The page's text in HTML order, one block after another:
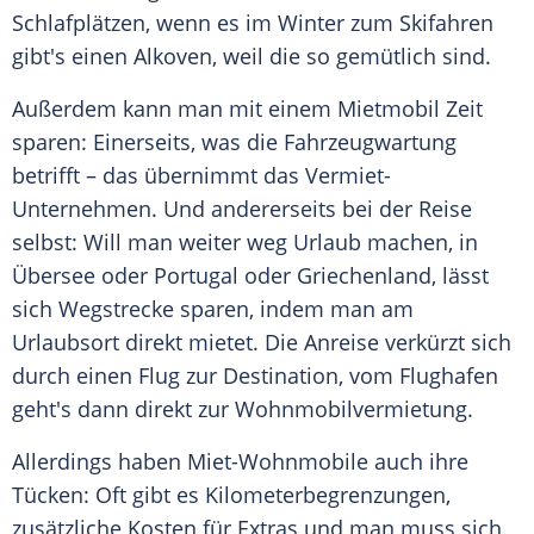
Schlafplätzen, wenn es im Winter zum Skifahren
gibt's einen Alkoven, weil die so gemütlich sind.
Außerdem kann man mit einem Mietmobil Zeit
sparen: Einerseits, was die Fahrzeugwartung
betrifft – das übernimmt das Vermiet-
Unternehmen. Und andererseits bei der Reise
selbst: Will man weiter weg Urlaub machen, in
Übersee oder Portugal oder Griechenland, lässt
sich Wegstrecke sparen, indem man am
Urlaubsort direkt mietet. Die Anreise verkürzt sich
durch einen Flug zur Destination, vom Flughafen
geht's dann direkt zur Wohnmobilvermietung.
Allerdings haben Miet-Wohnmobile auch ihre
Tücken: Oft gibt es Kilometerbegrenzungen,